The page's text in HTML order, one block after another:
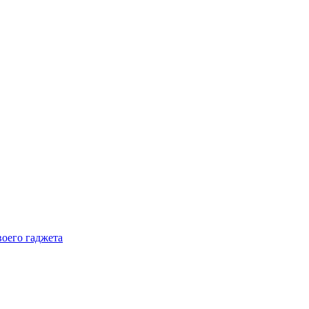
гаджета